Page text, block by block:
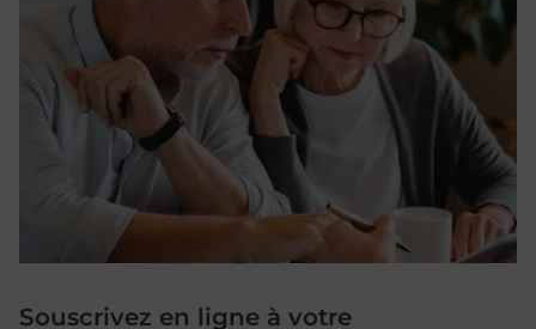
Souscrivez en ligne à votre